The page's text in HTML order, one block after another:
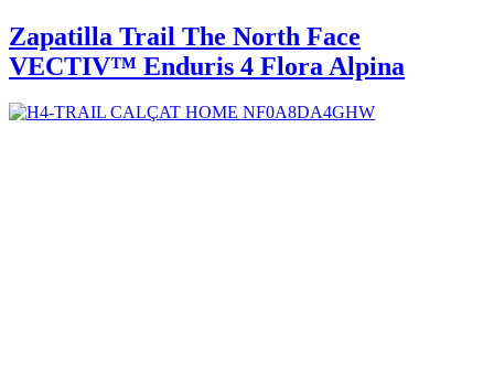
Zapatilla Trail The North Face
VECTIV™ Enduris 4 Flora Alpina